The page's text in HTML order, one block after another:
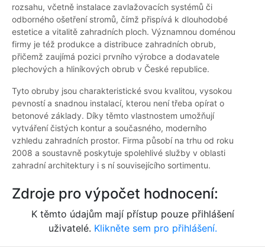
rozsahu, včetně instalace zavlažovacích systémů či
odborného ošetření stromů, čímž přispívá k dlouhodobé
estetice a vitalitě zahradních ploch. Významnou doménou
firmy je též produkce a distribuce zahradních obrub,
přičemž zaujímá pozici prvního výrobce a dodavatele
plechových a hliníkových obrub v České republice.
Tyto obruby jsou charakteristické svou kvalitou, vysokou
pevností a snadnou instalací, kterou není třeba opírat o
betonové základy. Díky těmto vlastnostem umožňují
vytváření čistých kontur a současného, moderního
vzhledu zahradních prostor. Firma působí na trhu od roku
2008 a soustavně poskytuje spolehlivé služby v oblasti
zahradní architektury i s ní souvisejícího sortimentu.
Zdroje pro výpočet hodnocení:
K těmto údajům mají přístup pouze přihlášení
uživatelé. Klikněte sem pro přihlášení.